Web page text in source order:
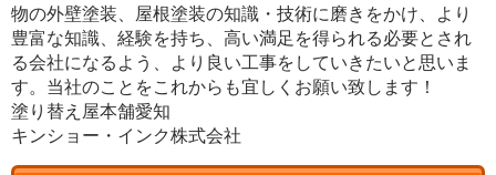
物の外壁塗装、屋根塗装の知識・技術に磨きをかけ、より
豊富な知識、経験を持ち、高い満足を得られる必要とされ
る会社になるよう、より良い工事をしていきたいと思いま
す。当社のことをこれからも宜しくお願い致します！
塗り替え屋本舗愛知
キンショー・インク株式会社